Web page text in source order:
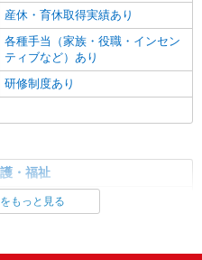
産休・育休取得実績あり
各種手当（家族・役職・インセン
ティブなど）あり
研修制度あり
・福祉
もっと見る